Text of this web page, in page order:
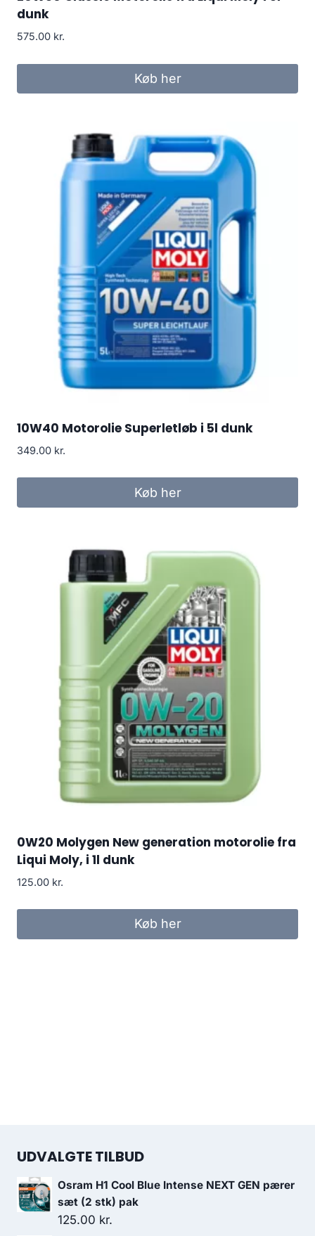
dunk
575.00 kr.
Køb her
10W40 Motorolie Superletløb i 5l dunk
349.00 kr.
Køb her
0W20 Molygen New generation motorolie fra
Liqui Moly, i 1l dunk
125.00 kr.
Køb her
UDVALGTE TILBUD
Osram H1 Cool Blue Intense NEXT GEN pærer
sæt (2 stk) pak
125.00 kr.